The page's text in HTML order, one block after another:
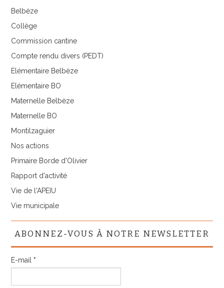
Belbèze
Collège
Commission cantine
Compte rendu divers (PEDT)
Elémentaire Belbèze
Elémentaire BO
Maternelle Belbèze
Maternelle BO
Montilzaguier
Nos actions
Primaire Borde d'Olivier
Rapport d'activité
Vie de l'APEIU
Vie municipale
ABONNEZ-VOUS À NOTRE NEWSLETTER
E-mail *